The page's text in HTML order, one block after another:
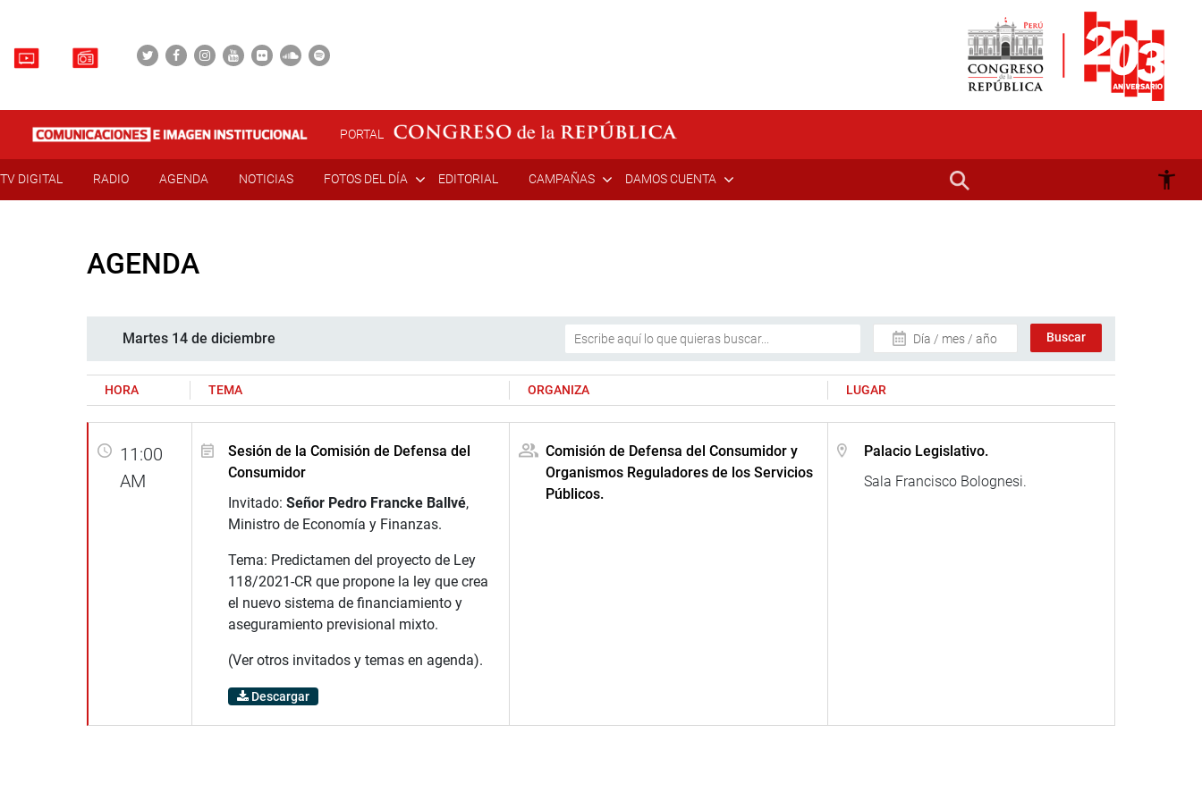
PORTAL
TV DIGITAL RADIO AGENDA NOTICIAS FOTOS DEL DÍA EDITORIAL CAMPAÑAS DAMOS CUENTA
AGENDA
Martes 14 de diciembre Día / mes / año
HORA TEMA ORGANIZA LUGAR
11:00
AM
Sesión de la Comisión de Defensa del
Consumidor
Invitado: Señor Pedro Francke Ballvé,
Ministro de Economía y Finanzas.
Tema: Predictamen del proyecto de Ley
118/2021-CR que propone la ley que crea
el nuevo sistema de financiamiento y
aseguramiento previsional mixto.
(Ver otros invitados y temas en agenda).
Descargar
Comisión de Defensa del Consumidor y
Organismos Reguladores de los Servicios
Públicos.
Palacio Legislativo.
Sala Francisco Bolognesi.